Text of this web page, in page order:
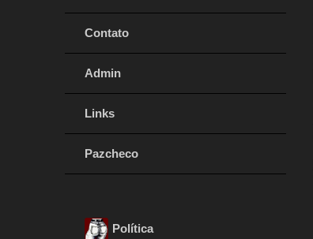
Contato
Admin
Links
Pazcheco
Política